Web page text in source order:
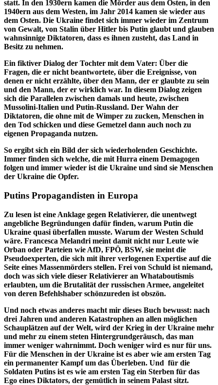
statt. In den 1930ern kamen die Mörder aus dem Osten, in den
1940ern aus dem Westen, im Jahr 2014 kamen sie wieder aus
dem Osten. Die Ukraine findet sich immer wieder im Zentrum
von Gewalt, von Stalin über Hitler bis Putin glaubt und glauben
wahnsinnige Diktatoren, dass es ihnen zusteht, das Land in
Besitz zu nehmen.
Ein fiktiver Dialog der Tochter mit dem Vater: Über die
Fragen, die er nicht beantwortete, über die Ereignisse, von
denen er nicht erzählte, über den Mann, der er glaubte zu sein
und den Mann, der er wirklich war. In diesem Dialog zeigen
sich die Parallelen zwischen damals und heute, zwischen
Mussolini-Italien und Putin-Russland. Der Wahn der
Diktatoren, die ohne mit de Wimper zu zucken, Menschen in
den Tod schicken und diese Gemetzel dann auch noch zu
eigenen Propaganda nutzen.
So ergibt sich ein Bild der sich wiederholenden Geschichte.
Immer finden sich welche, die mit Hurra einem Demagogen
folgen und immer wieder ist die Ukraine und sind sie Menschen
der Ukraine die Opfer.
Putins Propagandisten in Europa
Zu lesen ist eine Anklage gegen Relativierer, die unentwegt
angebliche Begründungen dafür finden, warum Putin die
Ukraine quasi überfallen musste. Warum der Westen Schuld
wäre. Francesca Melandri meint damit nicht nur Leute wie
Orban oder Parteien wie AfD, FPÖ, BSW, sie meint die
Pseudoexperten, die sich mit ihrer verlogenen Expertise auf die
Seite eines Massenmörders stellen. Frei von Schuld ist niemand,
doch was sich viele dieser Relativierer an Whataboutismis
erlaubten, um die Brutalität der russischen Armee, angeleitet
von deren Befehlshaber schönzureden ist obszön.
Und noch etwas anderes macht mir dieses Buch bewusst: nach
drei Jahren und anderen Katastrophen an allen möglichen
Schauplätzen auf der Welt, wird der Krieg in der Ukraine mehr
und mehr zu einem steten Hintergrundgeräusch, das man
immer weniger wahrnimmt. Doch weniger wird es nur für uns.
Für die Menschen in der Ukraine ist es aber wie am ersten Tag
ein permanenter Kampf um das Überleben. Und für die
Soldaten Putins ist es wie am ersten Tag ein Sterben für das
Ego eines Diktators, der gemütlich in seinem Palast sitzt.